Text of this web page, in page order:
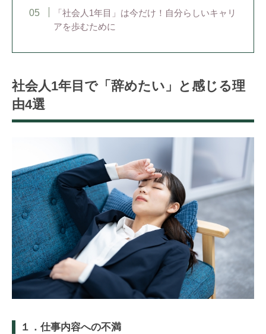
「社会人1年目」は今だけ！自分らしいキャリ
アを歩むために
社会人1年目で「辞めたい」と感じる理
由4選
１．仕事内容への不満